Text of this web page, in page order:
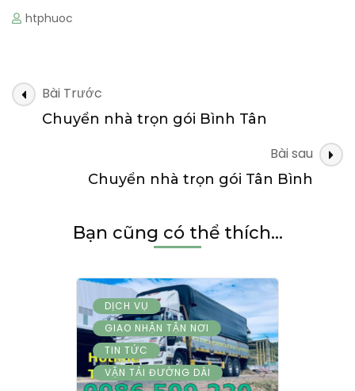
htphuoc
Điều
hướng
Bài Trước
Chuyển nhà trọn gói Bình Tân
Bài sau
Chuyển nhà trọn gói Tân Bình
Bạn cũng có thể thích...
DỊCH VỤ ,
GIAO NHẬN TẬN NƠI ,
TIN TỨC ,
VẬN TẢI ĐƯỜNG DÀI